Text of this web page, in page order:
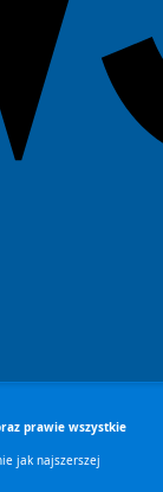
prawie wszystkie
jak najszerszej